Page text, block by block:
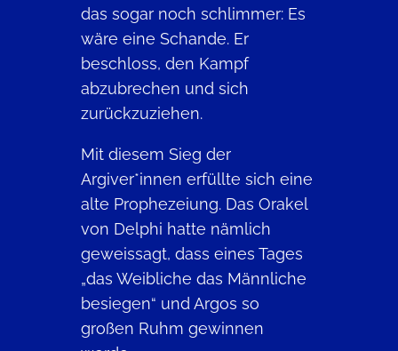
das sogar noch schlimmer: Es
wäre eine Schande. Er
beschloss, den Kampf
abzubrechen und sich
zurückzuziehen.
Mit diesem Sieg der
Argiver*innen erfüllte sich eine
alte Prophezeiung. Das Orakel
von Delphi hatte nämlich
geweissagt, dass eines Tages
„das Weibliche das Männliche
besiegen“ und Argos so
großen Ruhm gewinnen